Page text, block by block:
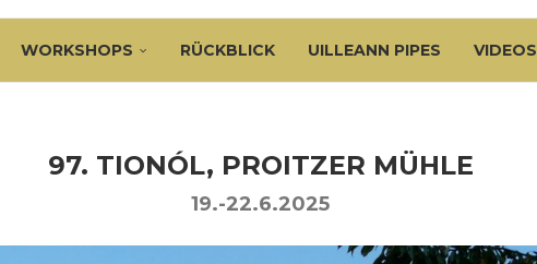
WORKSHOPS RÜCKBLICK UILLEANN PIPES VIDEOS
97. TIONÓL, PROITZER MÜHLE
19.-22.6.2025